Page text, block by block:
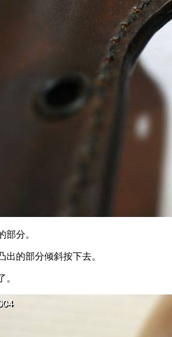
部分。
出的部分倾斜按下去。
。